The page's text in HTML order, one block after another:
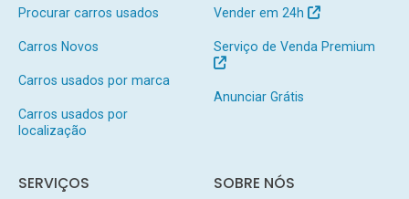
Procurar carros usados
Carros Novos
Carros usados por marca
Carros usados por
localização
Vender em 24h
Serviço de Venda Premium
Anunciar Grátis
SERVIÇOS SOBRE NÓS